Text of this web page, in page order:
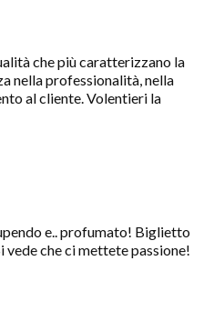
che più caratterizzano la
nella professionalità, nella
al cliente. Volentieri la
e.. profumato! Biglietto
che ci mettete passione!